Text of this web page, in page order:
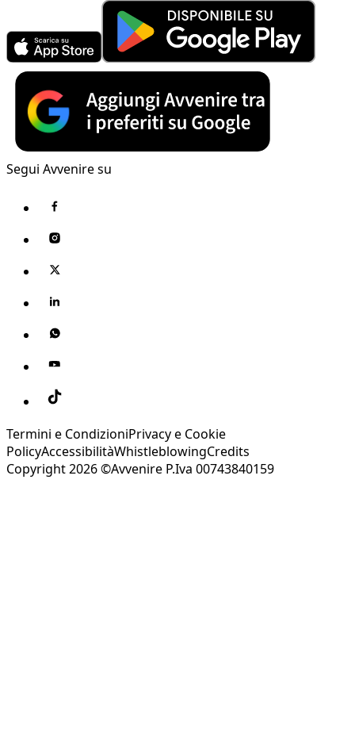
Segui Avvenire su
Termini e CondizioniPrivacy e Cookie
PolicyAccessibilitàWhistleblowingCredits
Copyright 2026 ©Avvenire P.Iva 00743840159